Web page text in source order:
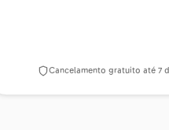
Cancelamento gratuito até 7